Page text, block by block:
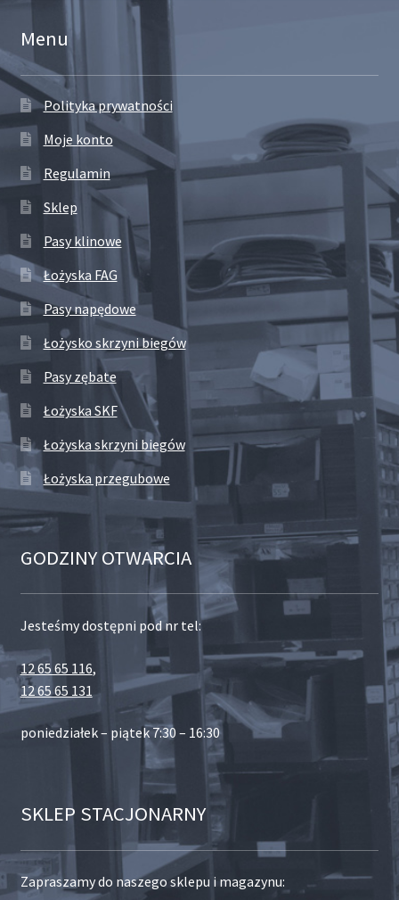
Menu
Polityka prywatności
Moje konto
Regulamin
Sklep
Pasy klinowe
Łożyska FAG
Pasy napędowe
Łożysko skrzyni biegów
Pasy zębate
Łożyska SKF
Łożyska skrzyni biegów
Łożyska przegubowe
GODZINY OTWARCIA
Jesteśmy dostępni pod nr tel:
12 65 65 116,
12 65 65 131
poniedziałek – piątek 7:30 – 16:30
SKLEP STACJONARNY
Zapraszamy do naszego sklepu i magazynu: